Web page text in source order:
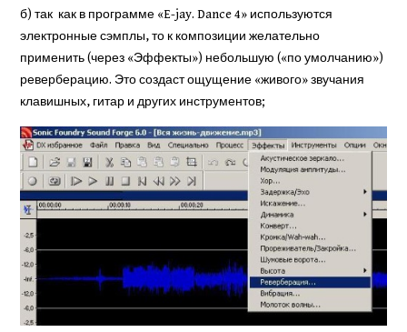
б) так как в программе «E-jay. Dance 4» используются
электрон­ные сэмплы, то к композиции же­лательно
применить (через «Эф­фекты») небольшую («по умолча­нию»)
реверберацию. Это создаст ощущение «живого» звучания
клавишных, гитар и других инст­рументов;